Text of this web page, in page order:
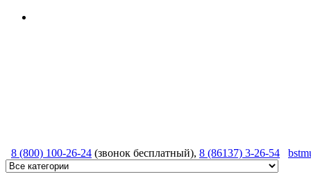
8 (800) 100-26-24 (звонок бесплатный), 8 (86137) 3-26-54